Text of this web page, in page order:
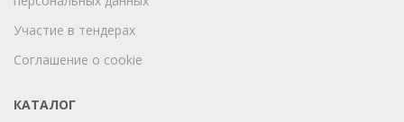
Участие в тендерах
Соглашение о cookie
КАТАЛОГ